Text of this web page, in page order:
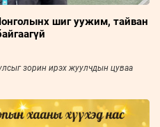
шиг уужим, тайван
зорин ирэх жуулчдын цуваа